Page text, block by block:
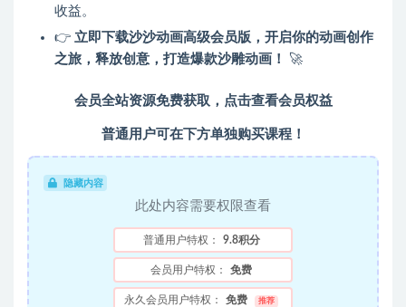
收益。
👉 立即下载沙沙动画高级会员版，开启你的动画创作
之旅，释放创意，打造爆款沙雕动画！
🚀
会员全站资源免费获取，点击查看会员权益
普通用户可在下方单独购买课程！
隐藏内容
此处内容需要权限查看
普通用户特权： 9.8积分
会员用户特权： 免费
永久会员用户特权： 免费 推荐